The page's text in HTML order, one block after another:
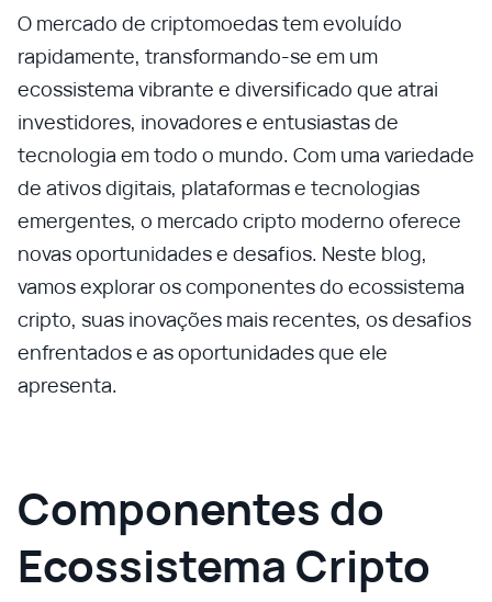
O mercado de criptomoedas tem evoluído
rapidamente, transformando-se em um
ecossistema vibrante e diversificado que atrai
investidores, inovadores e entusiastas de
tecnologia em todo o mundo. Com uma variedade
de ativos digitais, plataformas e tecnologias
emergentes, o mercado cripto moderno oferece
novas oportunidades e desafios. Neste blog,
vamos explorar os componentes do ecossistema
cripto, suas inovações mais recentes, os desafios
enfrentados e as oportunidades que ele
apresenta.
Componentes do
Ecossistema Cripto